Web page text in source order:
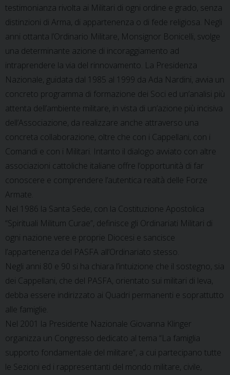
testimonianza rivolta ai Militari di ogni ordine e grado, senza
distinzioni di Arma, di appartenenza o di fede religiosa. Negli
anni ottanta l’Ordinario Militare, Monsignor Bonicelli, svolge
una determinante azione di incoraggiamento ad
intraprendere la via del rinnovamento. La Presidenza
Nazionale, guidata dal 1985 al 1999 da Ada Nardini, avvia un
concreto programma di formazione dei Soci ed un’analisi più
attenta dell’ambiente militare, in vista di un’azione più incisiva
dell’Associazione, da realizzare anche attraverso una
concreta collaborazione, oltre che con i Cappellani, con i
Comandi e con i Militari. Intanto il dialogo avviato con altre
associazioni cattoliche italiane offre l’opportunità di far
conoscere e comprendere l’autentica realtà delle Forze
Armate.
Nel 1986 la Santa Sede, con la Costituzione Apostolica
“Spirituali Militum Curae”, definisce gli Ordinariati Militari di
ogni nazione vere e proprie Diocesi e sancisce
l’appartenenza del PASFA all’Ordinariato stesso.
Negli anni 80 e 90 si ha chiara l’intuizione che il sostegno, sia
dei Cappellani, che del PASFA, orientato sui militari di leva,
debba essere indirizzato ai Quadri permanenti e soprattutto
alle famiglie.
Nel 2001 la Presidente Nazionale Giovanna Klinger
organizza un Congresso dedicato al tema “La famiglia
supporto fondamentale del militare”, a cui partecipano tutte
le Sezioni ed i rappresentanti del mondo militare, civile,